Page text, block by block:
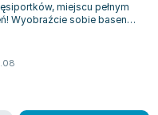
miejscu pełnym
Wyobraźcie sobie basen
pływają...